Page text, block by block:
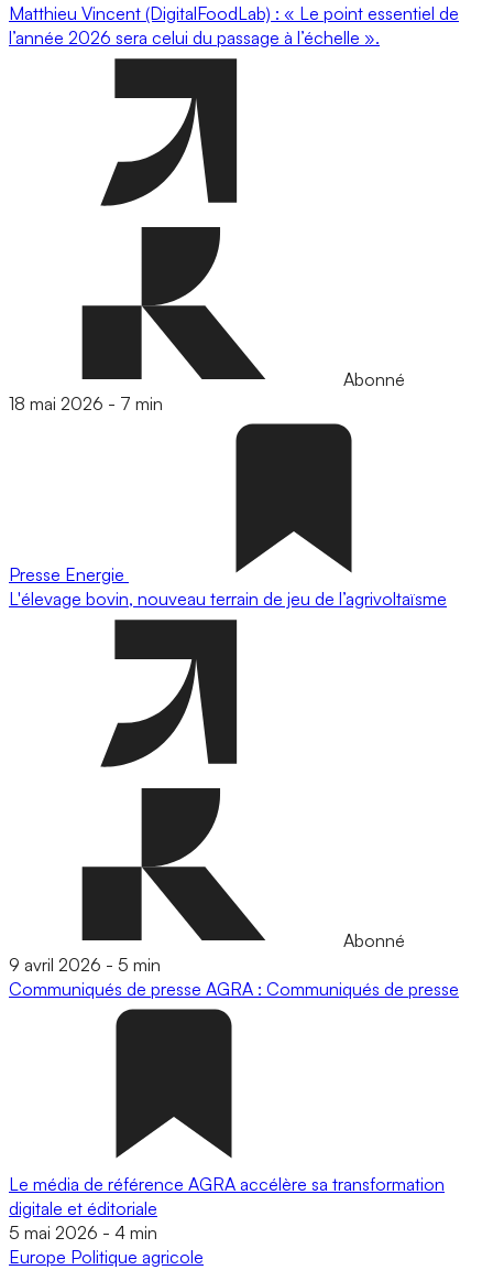
Matthieu Vincent (DigitalFoodLab) : « Le point essentiel de
l’année 2026 sera celui du passage à l’échelle ».
Abonné
18 mai 2026 - 7 min
Presse Energie
L'élevage bovin, nouveau terrain de jeu de l’agrivoltaïsme
Abonné
9 avril 2026 - 5 min
Communiqués de presse AGRA : Communiqués de presse
Le média de référence AGRA accélère sa transformation
digitale et éditoriale
5 mai 2026 - 4 min
Europe Politique agricole